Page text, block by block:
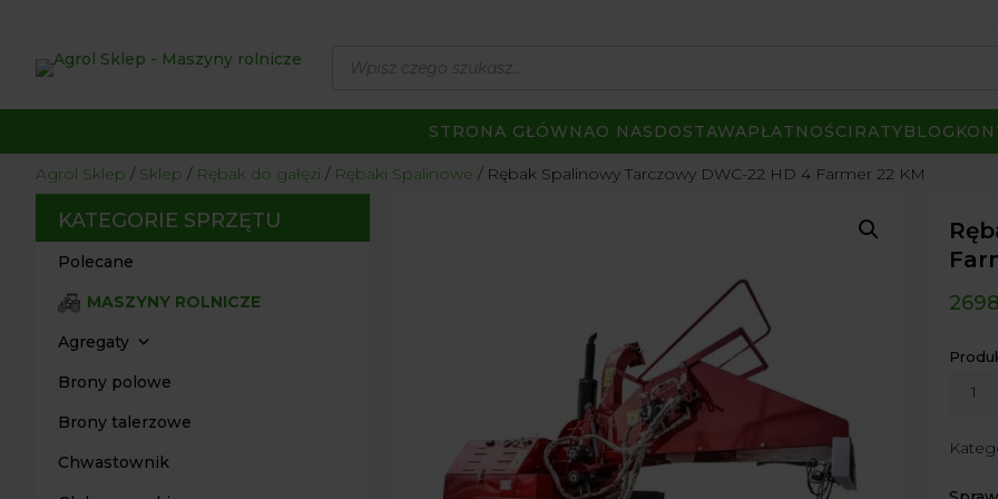
produktów
STRONA GŁÓWNAO NAS DOSTAWAPŁATNOŚCI RATYBLOG
Agrol Sklep Sklep Rębak do gałęzi Rębaki Spalinowe Rębak Spalinowy Tarczowy DWC-22 HD 4 Farmer 22 KM
KATEGORIE SPRZĘTU
Polecane
MASZYNY ROLNICZE
Agregaty
Brony polowe
Brony talerzowe
Chwastownik